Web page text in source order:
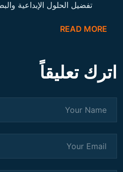
تفضيل الحلول الإبداعية
READ MORE
اترك تعليقاً